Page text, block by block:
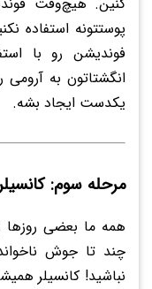
پوستتونه استفاده
فوندیشن رو با
انگشتاتون به
یکدست ایجاد بشه.
مرحله سوم:
همه ما بعضی روزها
چند تا جوش
نباشید! کانسیلر